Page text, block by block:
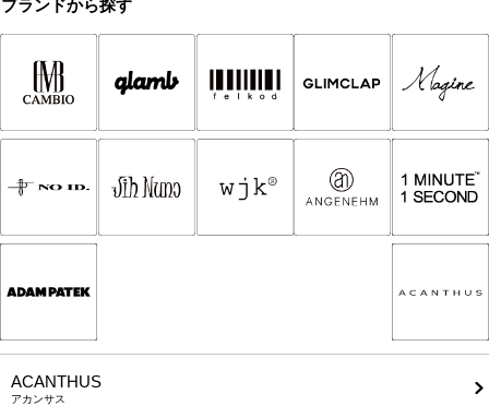
ブランドから探す
ACANTHUS
アカンサス